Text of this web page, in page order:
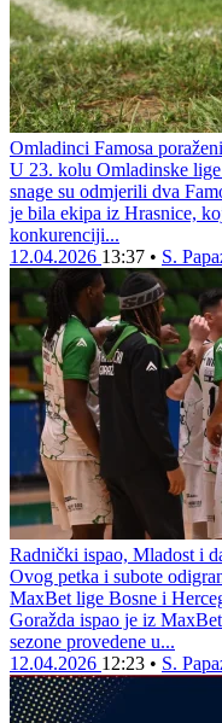
Omladinci Famosa
U 23. kolu Omladinske
snage su odmjerili dva
je bila ekipa iz Hrasnice,
konkurenciji...
12.04.2026 13:37 • S.
Radnički ispao, Mladost i
Ovog petka i subote
MaxBet lige Bosne i
Goražda ispao je iz
sezone provedene u...
12.04.2026 12:23 • S.